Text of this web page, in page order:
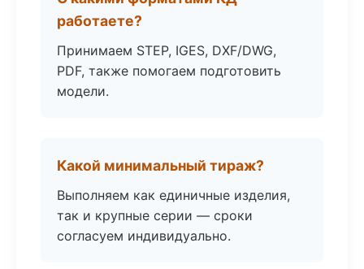
работаете?
Принимаем STEP, IGES, DXF/DWG,
PDF, также помогаем подготовить
модели.
Какой минимальный тираж?
Выполняем как единичные изделия,
так и крупные серии — сроки
согласуем индивидуально.